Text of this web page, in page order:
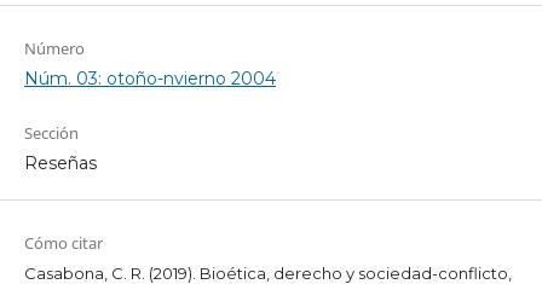
Número
Núm. 03: otoño-nvierno 2004
Sección
Reseñas
Cómo citar
Casabona, C. R. (2019). Bioética, derecho y sociedad-conflicto,